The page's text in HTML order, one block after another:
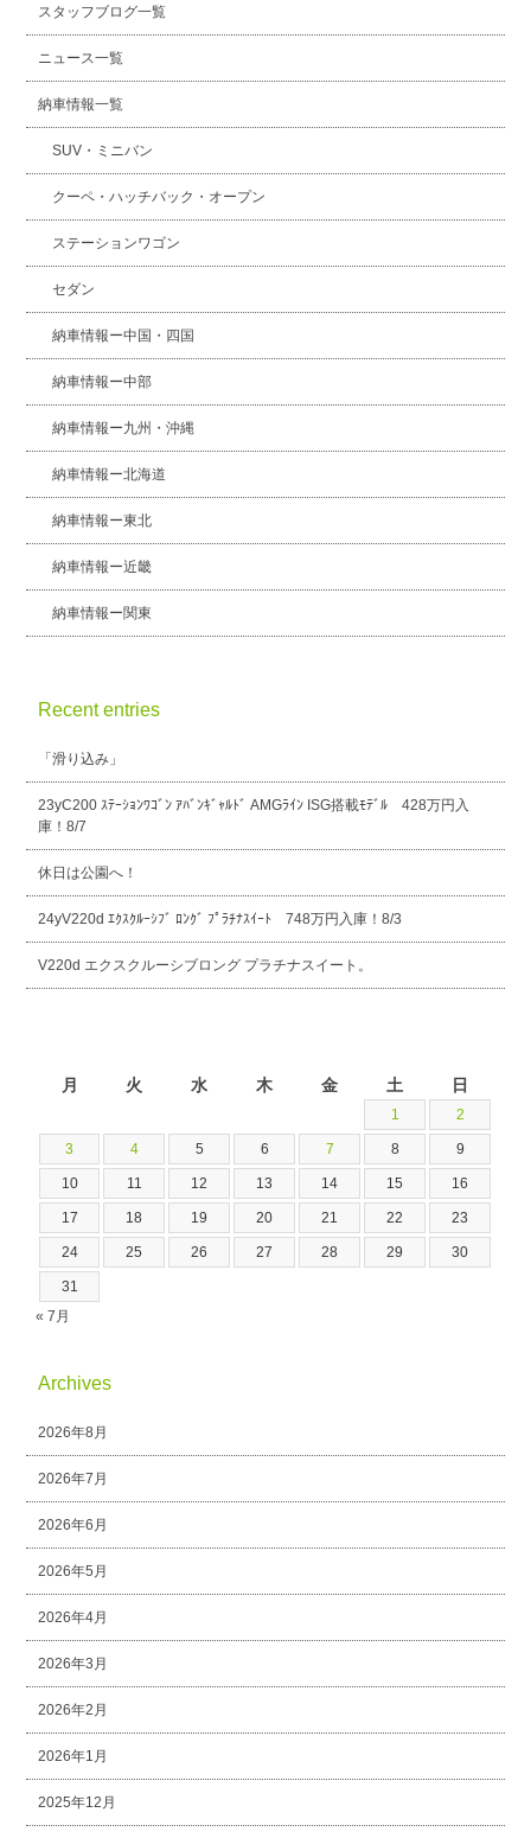
スタッフブログ一覧
ニュース一覧
納車情報一覧
SUV・ミニバン
クーペ・ハッチバック・オープン
ステーションワゴン
セダン
納車情報ー中国・四国
納車情報ー中部
納車情報ー九州・沖縄
納車情報ー北海道
納車情報ー東北
納車情報ー近畿
納車情報ー関東
Recent entries
「滑り込み」
23yC200 ｽﾃｰｼｮﾝﾜｺﾞﾝ ｱﾊﾞﾝｷﾞｬﾙﾄﾞ AMGﾗｲﾝ ISG搭載ﾓﾃﾞﾙ 428万円入
庫！8/7
休日は公園へ！
24yV220d ｴｸｽｸﾙｰｼﾌﾞ ﾛﾝｸﾞ ﾌﾟﾗﾁﾅｽｲｰﾄ 748万円入庫！8/3
V220d エクスクルーシブロング プラチナスイート。
月 火 水 木 金 土 日
1 2
3 4 5 6 7 8 9
10 11 12 13 14 15 16
17 18 19 20 21 22 23
24 25 26 27 28 29 30
31
« 7月
Archives
2026年8月
2026年7月
2026年6月
2026年5月
2026年4月
2026年3月
2026年2月
2026年1月
2025年12月